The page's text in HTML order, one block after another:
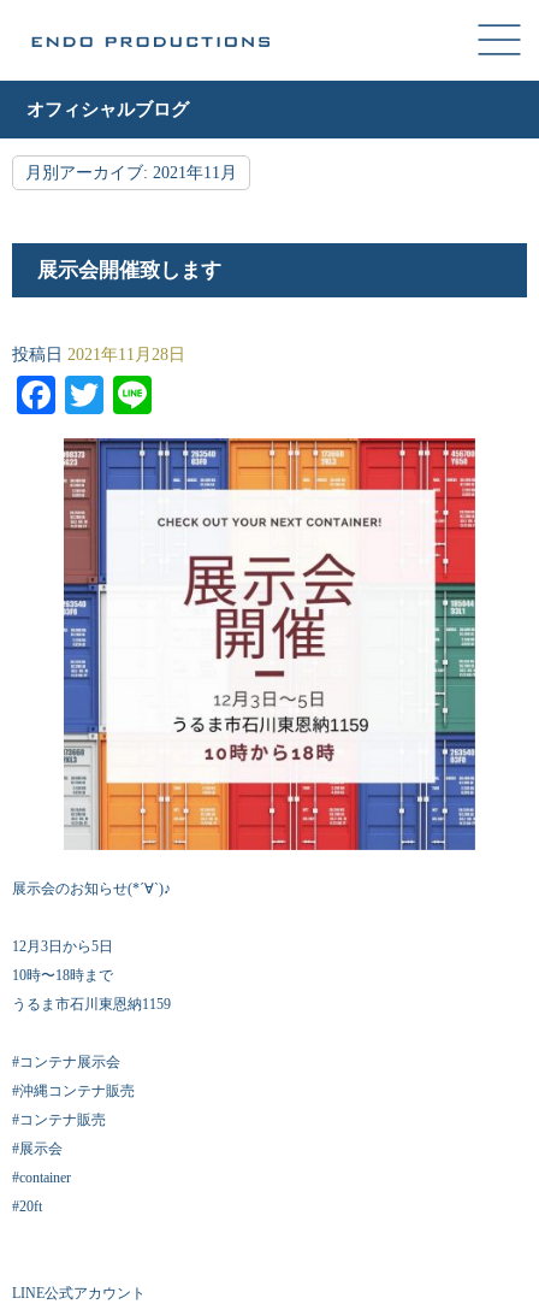
オフィシャルブログ
月別アーカイブ: 2021年11月
展示会開催致します
投稿日 2021年11月28日
Facebook
Twitter
展示会のお知らせ(*´∀`)♪
12月3日から5日
10時〜18時まで
うるま市石川東恩納1159
#コンテナ展示会
#沖縄コンテナ販売
#コンテナ販売
#展示会
#container
#20ft
LINE公式アカウント